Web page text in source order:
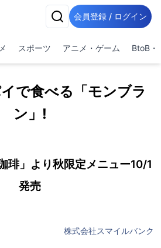
会員登録 / ログイン
スポーツ アニメ・ゲーム BtoB・
で食べる「モンブラ
ン」!
琲」より秋限定メニュー10/1
発売
株式会社スマイルバンク